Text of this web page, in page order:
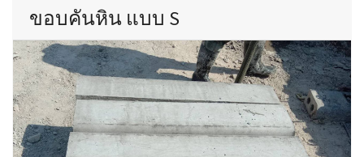
ขอบคันหิน แบบ S